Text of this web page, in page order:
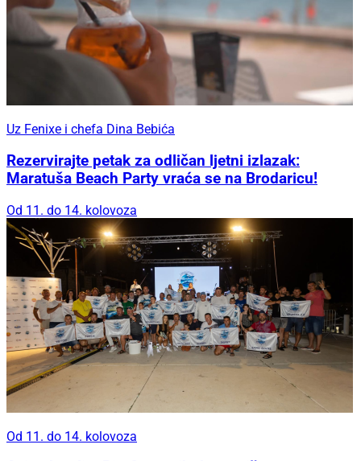
Uz Fenixe i chefa Dina Bebića
Rezervirajte petak za odličan ljetni izlazak:
Maratuša Beach Party vraća se na Brodaricu!
Od 11. do 14. kolovoza
Od 11. do 14. kolovoza